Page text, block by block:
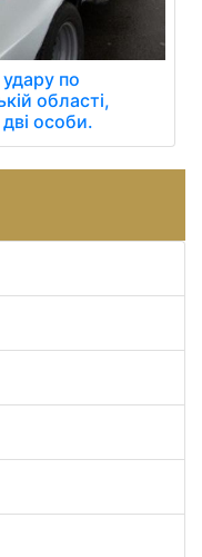
по
області,
особи.